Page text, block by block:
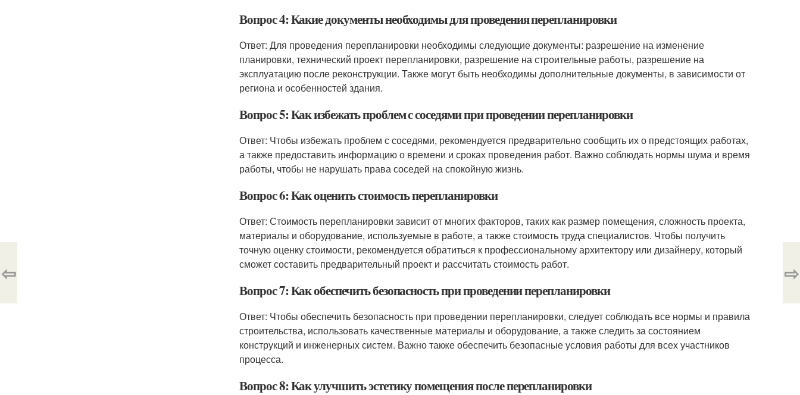
Вопрос 4: Какие документы необходимы для проведения перепланировки
Ответ: Для проведения перепланировки необходимы следующие документы: разрешение на изменение
планировки, технический проект перепланировки, разрешение на строительные работы, разрешение на
эксплуатацию после реконструкции. Также могут быть необходимы дополнительные документы, в зависимости от
региона и особенностей здания.
Вопрос 5: Как избежать проблем с соседями при проведении перепланировки
Ответ: Чтобы избежать проблем с соседями, рекомендуется предварительно сообщить их о предстоящих работах,
а также предоставить информацию о времени и сроках проведения работ. Важно соблюдать нормы шума и время
работы, чтобы не нарушать права соседей на спокойную жизнь.
Вопрос 6: Как оценить стоимость перепланировки
Ответ: Стоимость перепланировки зависит от многих факторов, таких как размер помещения, сложность проекта,
материалы и оборудование, используемые в работе, а также стоимость труда специалистов. Чтобы получить
точную оценку стоимости, рекомендуется обратиться к профессиональному архитектору или дизайнеру, который
сможет составить предварительный проект и рассчитать стоимость работ.
Вопрос 7: Как обеспечить безопасность при проведении перепланировки
Ответ: Чтобы обеспечить безопасность при проведении перепланировки, следует соблюдать все нормы и правила
строительства, использовать качественные материалы и оборудование, а также следить за состоянием
конструкций и инженерных систем. Важно также обеспечить безопасные условия работы для всех участников
процесса.
Вопрос 8: Как улучшить эстетику помещения после перепланировки
⇦ ⇨